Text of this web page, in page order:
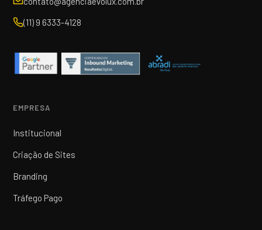
(11) 9 6333-4128
EMPRESA
Institucional
Criação de Sites
Branding
Tráfego Pago